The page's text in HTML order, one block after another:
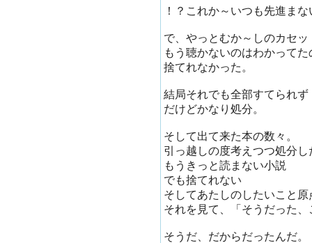
！？これか～いつも先進ま
で、やっとむか～しのカセ
もう聴かないのはわかって
捨てれなかった。
結局それでも全部すてられず
だけどかなり処分。
そして出て来た本の数々。
引っ越しの度考えつつ処分
もうきっと読まない小説
でも捨てれない
そしてあたしのしたいこと原
それを見て、「そうだった
そうだ、だからだったんだ。